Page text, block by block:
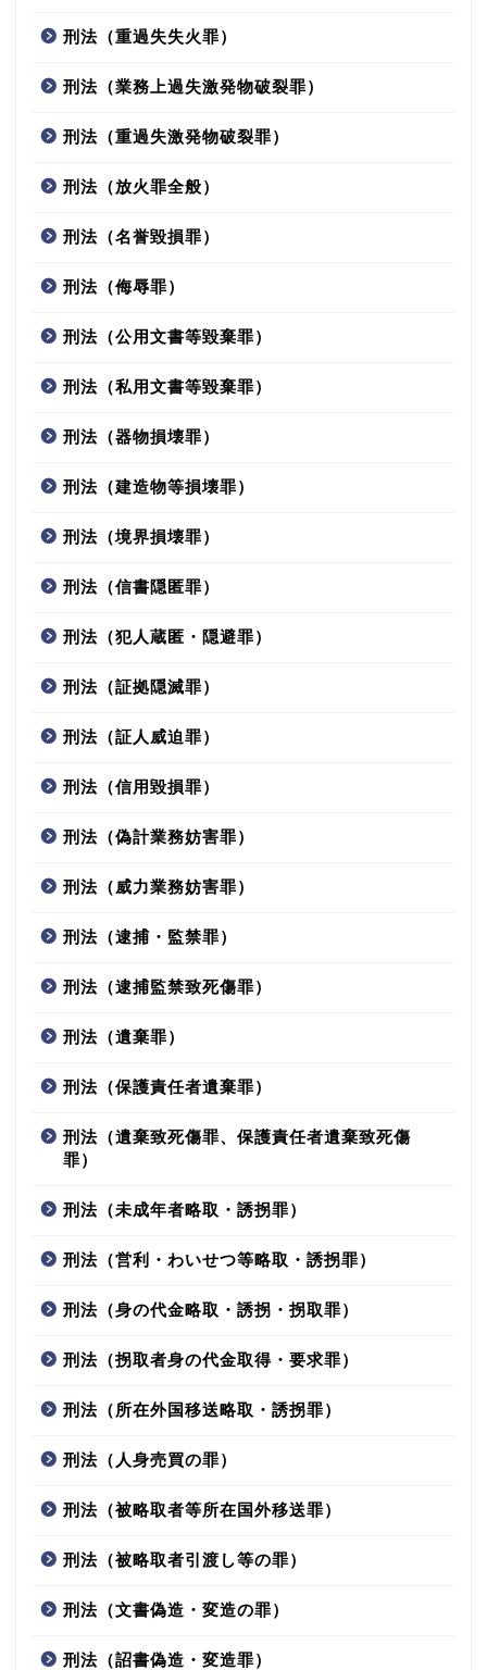
刑法（重過失失火罪）
刑法（業務上過失激発物破裂罪）
刑法（重過失激発物破裂罪）
刑法（放火罪全般）
刑法（名誉毀損罪）
刑法（侮辱罪）
刑法（公用文書等毀棄罪）
刑法（私用文書等毀棄罪）
刑法（器物損壊罪）
刑法（建造物等損壊罪）
刑法（境界損壊罪）
刑法（信書隠匿罪）
刑法（犯人蔵匿・隠避罪）
刑法（証拠隠滅罪）
刑法（証人威迫罪）
刑法（信用毀損罪）
刑法（偽計業務妨害罪）
刑法（威力業務妨害罪）
刑法（逮捕・監禁罪）
刑法（逮捕監禁致死傷罪）
刑法（遺棄罪）
刑法（保護責任者遺棄罪）
刑法（遺棄致死傷罪、保護責任者遺棄致死傷
罪）
刑法（未成年者略取・誘拐罪）
刑法（営利・わいせつ等略取・誘拐罪）
刑法（身の代金略取・誘拐・拐取罪）
刑法（拐取者身の代金取得・要求罪）
刑法（所在外国移送略取・誘拐罪）
刑法（人身売買の罪）
刑法（被略取者等所在国外移送罪）
刑法（被略取者引渡し等の罪）
刑法（文書偽造・変造の罪）
刑法（詔書偽造・変造罪）